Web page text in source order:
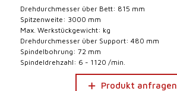
Drehdurchmesser über Bett: 815 mm
Spitzenweite: 3000 mm
Max. Werkstückgewicht: kg
Drehdurchmesser über Support: 480 mm
Spindelbohrung: 72 mm
Spindeldrehzahl: 6 - 1120 /min.
Produkt anfragen